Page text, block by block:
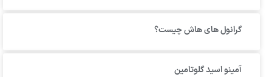
گرانول های هاش چیست؟
آمینو اسید گلوتامین